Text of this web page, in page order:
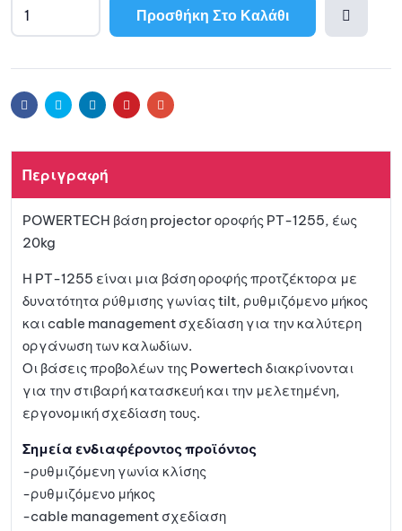
Προσθήκη Στο Καλάθι
αγαπη
μένων
FacebookTwitter LinkedinPinterestEmail
Περιγραφή
POWERTECH βάση projector οροφής PT-1255, έως
20kg
Η PT-1255 είναι μια βάση οροφής προτζέκτορα με
δυνατότητα ρύθμισης γωνίας tilt, ρυθμιζόμενο μήκος
και cable management σχεδίαση για την καλύτερη
οργάνωση των καλωδίων.
Οι βάσεις προβολέων της Powertech διακρίνονται
για την στιβαρή κατασκευή και την μελετημένη,
εργονομική σχεδίαση τους.
Σημεία ενδιαφέροντος προϊόντος
-ρυθμιζόμενη γωνία κλίσης
-ρυθμιζόμενο μήκος
-cable management σχεδίαση